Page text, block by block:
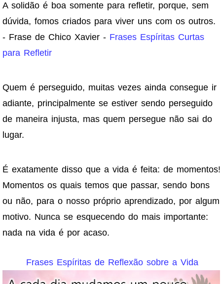
A solidão é boa somente para refletir, porque, sem
dúvida, fomos criados para viver uns com os outros.
- Frase de Chico Xavier - Frases Espíritas Curtas
para Refletir
Quem é perseguido, muitas vezes ainda consegue ir
adiante, principalmente se estiver sendo perseguido
de maneira injusta, mas quem persegue não sai do
lugar.
É exatamente disso que a vida é feita: de momentos!
Momentos os quais temos que passar, sendo bons
ou não, para o nosso próprio aprendizado, por algum
motivo. Nunca se esquecendo do mais importante:
nada na vida é por acaso.
Frases Espíritas de Reflexão sobre a Vida